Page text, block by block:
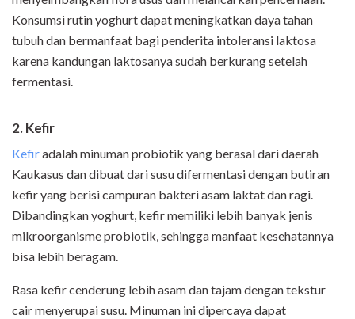
Konsumsi rutin yoghurt dapat meningkatkan daya tahan
tubuh dan bermanfaat bagi penderita intoleransi laktosa
karena kandungan laktosanya sudah berkurang setelah
fermentasi.
2. Kefir
Kefiradalah minuman probiotik yang berasal dari daerah
Kaukasus dan dibuat dari susu difermentasi dengan butiran
kefir yang berisi campuran bakteri asam laktat dan ragi.
Dibandingkan yoghurt, kefir memiliki lebih banyak jenis
mikroorganisme probiotik, sehingga manfaat kesehatannya
bisa lebih beragam.
Rasa kefir cenderung lebih asam dan tajam dengan tekstur
cair menyerupai susu. Minuman ini dipercaya dapat